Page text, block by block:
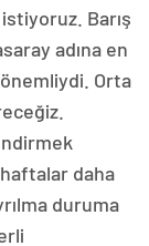
istiyoruz. Barış
adına en
Orta
daha
duruma